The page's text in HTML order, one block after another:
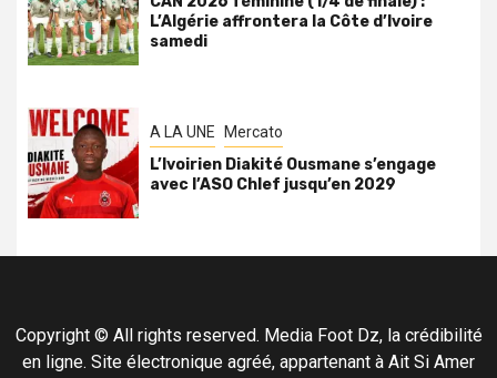
L’Algérie affrontera la Côte d’Ivoire
samedi
A LA UNE Mercato
L’Ivoirien Diakité Ousmane s’engage
avec l’ASO Chlef jusqu’en 2029
Copyright © All rights reserved. Media Foot Dz, la crédibilité
en ligne. Site électronique agréé, appartenant à Ait Si Amer